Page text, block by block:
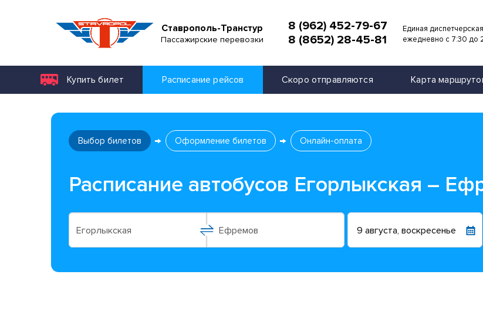
Ставрополь-Транстур
Пассажирские перевозки
8 (962) 452-79-67
8 (8652) 28-45-81
Единая
ежедневно с 7:30 до
Купить билет Расписание рейсов Скоро отправляются Карта
Выбор билетов Оформление билетов Онлайн-оплата
Расписание автобусов Егорлыкская –